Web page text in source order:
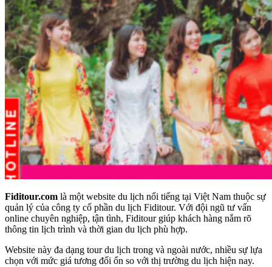
Fiditour.com là một website du lịch nổi tiếng tại Việt Nam thuộc sự
quản lý của công ty cổ phần du lịch Fiditour. Với đội ngũ tư vấn
online chuyên nghiệp, tận tình, Fiditour giúp khách hàng nắm rõ
thông tin lịch trình và thời gian du lịch phù hợp.
Website này đa dạng tour du lịch trong và ngoài nước, nhiều sự lựa
chọn với mức giá tương đối ổn so với thị trường du lịch hiện nay.